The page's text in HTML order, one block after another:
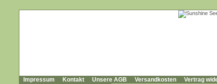
Impressum Kontakt Unsere AGB Versandkosten Vertrag